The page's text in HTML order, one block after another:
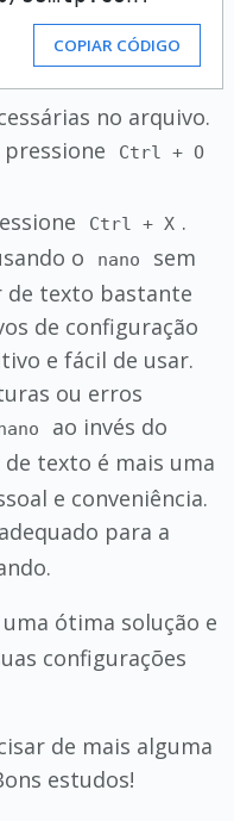
COPIAR CÓDIGO
no arquivo.
Ctrl + O
Ctrl + X .
o
nano
sem
de texto bastante
de configuração
e fácil de usar.
ou erros
ao invés do
texto é mais uma
e conveniência.
para a
uma ótima solução e
configurações
de mais alguma
estudos!